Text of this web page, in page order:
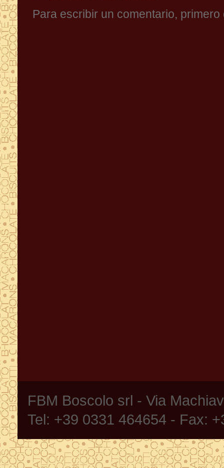
Para escribir un comentario,
FBM Boscolo srl - Via
Tel: +39 0331 464654 - Fax: